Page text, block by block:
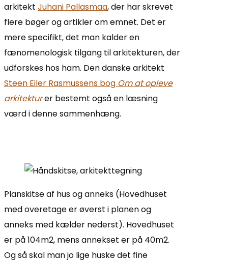
arkitekt Juhani Pallasmaa, der har skrevet
flere bøger og artikler om emnet. Det er
mere specifikt, det man kalder en
fænomenologisk tilgang til arkitekturen, der
udforskes hos ham. Den danske arkitekt
Steen Eiler Rasmussens bog Om at opleve
arkitekturer bestemt også en læsning
værd i denne sammenhæng.
Planskitse af hus og anneks (Hovedhuset
med overetage er øverst i planen og
anneks med kælder nederst). Hovedhuset
er på 104m2, mens annekset er på 40m2.
Og så skal man jo lige huske det fine